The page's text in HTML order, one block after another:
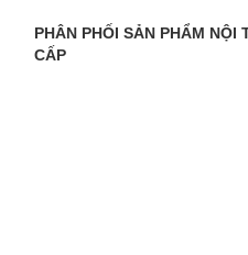
PHÂN PHỐI SẢN PHẨM NỘI
CẤP